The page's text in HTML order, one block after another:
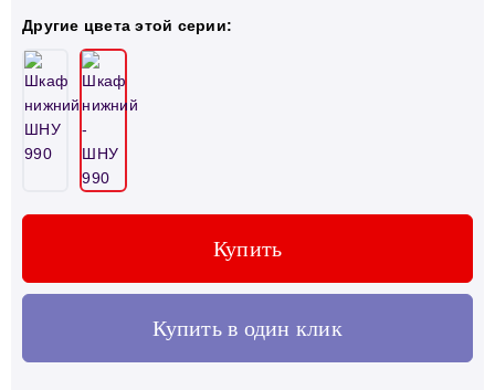
Другие цвета этой серии:
Купить
Купить в один клик